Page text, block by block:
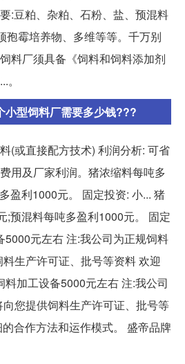
:豆粕、杂粕、石粉、盐、预混料
孢霉培养物、多维等等。千万别
料厂须具备《饲料和饲料添加剂
小型饲料厂需要多少钱???
(或直接配方技术) 利润分析: 可省
用及厂家利润。猪浓缩料每吨多
盈利1000元。 固定投资: 小... 猪
;预混料每吨多盈利1000元。 固定
5000元左右 注:我公司为正规饲料
生产许可证、批号等资料 欢迎
料加工设备5000元左右 注:我公司
您提供饲料生产许可证、批号等
合作方法和运作模式。 盛帝品牌